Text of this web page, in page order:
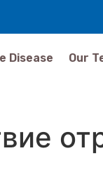
Disease Our